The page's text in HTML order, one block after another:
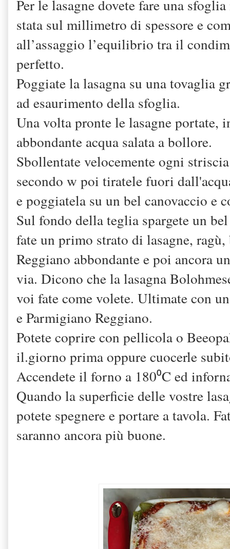
Per le lasagne dovete fare una
stata sul millimetro di spessore e
all’assaggio l’equilibrio tra il
perfetto.
Poggiate la lasagna su una tovaglia
ad esaurimento della sfoglia.
Una volta pronte le lasagne portate,
abbondante acqua salata a bollore.
Sbollentate velocemente ogni
secondo w poi tiratele fuori
e poggiatela su un bel canovaccio e
Sul fondo della teglia spargete un
fate un primo strato di lasagne,
Reggiano abbondante e poi ancora
via. Dicono che la lasagna
voi fate come volete. Ultimate con
e Parmigiano Reggiano.
Potete coprire con pellicola o
il.giorno prima oppure cuocerle
Accendete il forno a 180⁰C ed
Quando la superficie delle vostre
potete spegnere e portare a tavola.
saranno ancora più buone.